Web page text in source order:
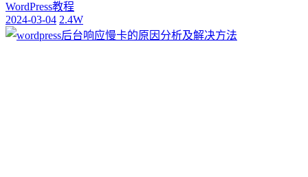
WordPress教程
2024-03-04 2.4W